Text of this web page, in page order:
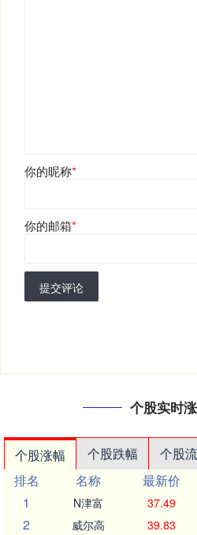
你的昵称*
你的邮箱*
提交评论
个股实时
个股涨幅 个股跌幅 个股
排名
名称 最新价
1
N津富 37.49
2 威尔高 39.83